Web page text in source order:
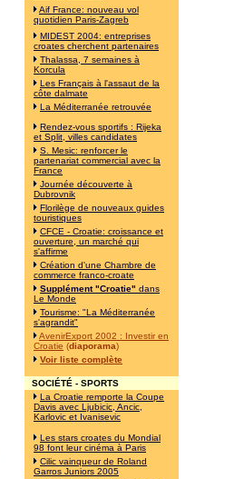
Aif France: nouveau vol
quotidien Paris-Zagreb
MIDEST 2004: entreprises
croates cherchent partenaires
Thalassa, 7 semaines à
Korcula
Les Français à l'assaut de la
côte dalmate
La Méditerranée retrouvée
Rendez-vous sportifs : Rijeka
et Split, villes candidates
S. Mesic: renforcer le
partenariat commercial avec la
France
Journée découverte à
Dubrovnik
Florilège de nouveaux guides
touristiques
CFCE - Croatie: croissance et
ouverture, un marché qui
s'affirme
Création d'une Chambre de
commerce franco-croate
Supplément "Croatie" dans
Le Monde
Tourisme: "La Méditerranée
s'agrandit"
AvenirExport 2002 : Investir en
Croatie (diaporama)
Voir liste complète
SOCIÉTÉ - SPORTS
La Croatie remporte la Coupe
Davis avec Ljubicic, Ancic,
Karlovic et Ivanisevic
Les stars croates du Mondial
98 font leur cinéma à Paris
Cilic vainqueur de Roland
Garros Juniors 2005